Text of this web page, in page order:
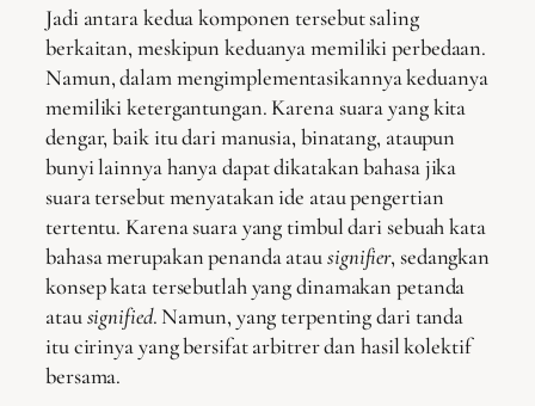
Jadi antara kedua komponen tersebut saling
berkaitan, meskipun keduanya memiliki perbedaan.
Namun, dalam mengimplementasikannya keduanya
memiliki ketergantungan. Karena suara yang kita
dengar, baik itu dari manusia, binatang, ataupun
bunyi lainnya hanya dapat dikatakan bahasa jika
suara tersebut menyatakan ide atau pengertian
tertentu. Karena suara yang timbul dari sebuah kata
bahasa merupakan penanda atausignifier, sedangkan
konsep kata tersebutlah yang dinamakan petanda
atausignified. Namun, yang terpenting dari tanda
itu cirinya yang bersifat arbitrer dan hasil kolektif
bersama.